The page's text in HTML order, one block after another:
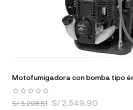
Motofumigadora con bomba tipo
S/ 3,298.51 S/ 2,549.90